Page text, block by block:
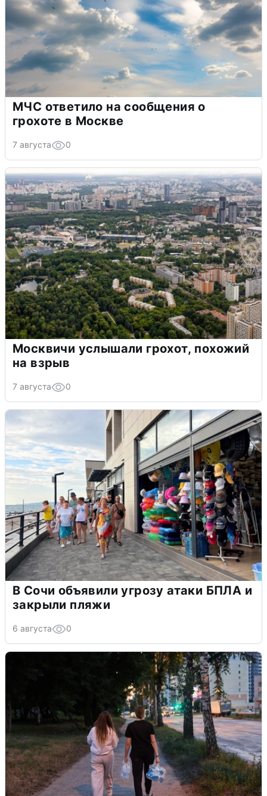
МЧС ответило на сообщения о
грохоте в Москве
7 августа 0
Москвичи услышали грохот, похожий
на взрыв
7 августа 0
В Сочи объявили угрозу атаки БПЛА и
закрыли пляжи
6 августа 0